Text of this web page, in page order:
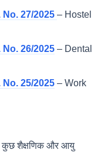
27/2025 – Hostel
26/2025 – Dental
25/2025 – Work
कुछ शैक्षणिक और आयु